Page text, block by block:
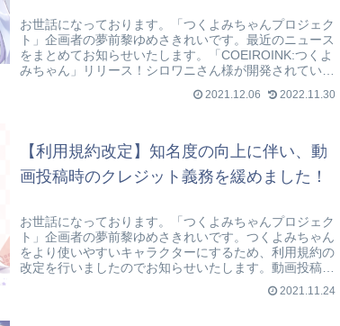
お世話になっております。「つくよみちゃんプロジェク
ト」企画者の夢前黎ゆめさきれいです。最近のニュース
をまとめてお知らせいたします。「COEIROINK:つくよ
みちゃん」リリース！シロワニさん様が開発されている
無料の文章読み上げソフト「COE...
2021.12.06 2022.11.30
【利用規約改定】知名度の向上に伴い、動
画投稿時のクレジット義務を緩めました！
お世話になっております。「つくよみちゃんプロジェク
ト」企画者の夢前黎ゆめさきれいです。つくよみちゃん
をより使いやすいキャラクターにするため、利用規約の
改定を行いましたのでお知らせいたします。動画投稿時
のクレジット義務を緩めました利用規約の該...
2021.11.24